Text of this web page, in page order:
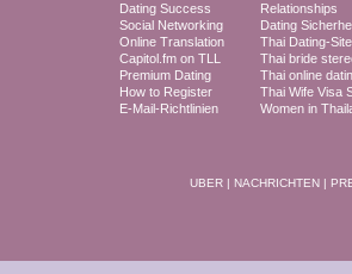
Dating Success
Social Networking
Online Translation
Capitol.fm on TLL
Premium Dating
How to Register
E-Mail-Richtlinien
Relationships
Dating
Thai Dating-
Thai bride
Thai online
Thai Wife Visa
Women in
UBER | NACHRICHTEN |